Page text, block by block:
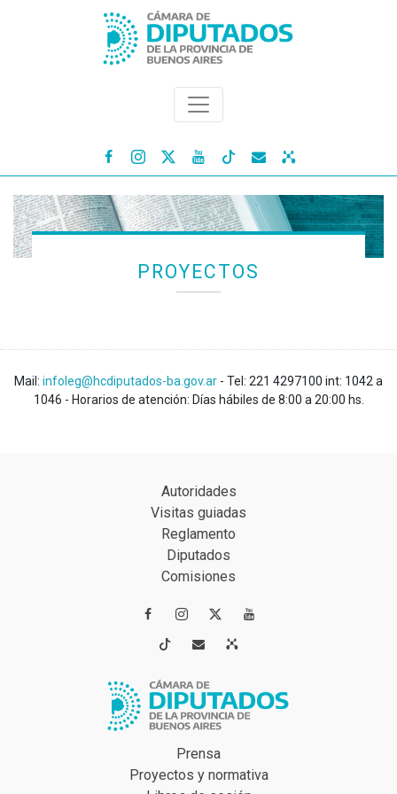
   
PROYECTOS
Mail: infoleg@hcdiputados-ba.gov.ar - Tel: 221 4297100 int: 1042 a
1046 - Horarios de atención: Días hábiles de 8:00 a 20:00 hs.
Autoridades
Visitas guiadas
Reglamento
Diputados
Comisiones
 
 
Prensa
Proyectos y normativa